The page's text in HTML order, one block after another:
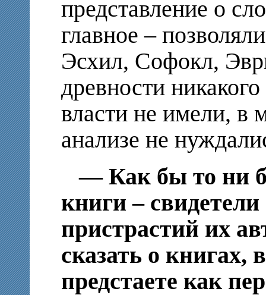
представление о
главное –
Эсхил, Софокл,
древности
власти не имели, в
анализе не
— Как бы то ни
книги –
пристрастий их
сказать о книгах,
предстаете как